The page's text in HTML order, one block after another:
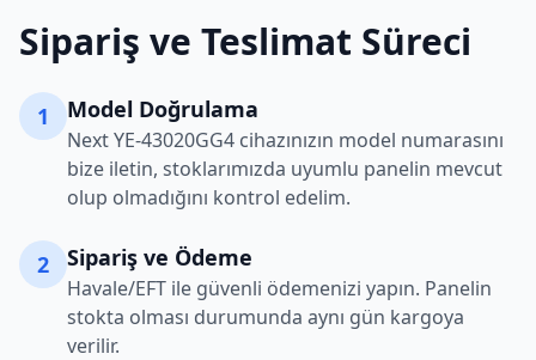
Sipariş ve Teslimat Süreci
1 Model Doğrulama
NextYE-43020GG4 cihazınızın model numarasını
bize iletin, stoklarımızda uyumlu panelin mevcut
olup olmadığını kontrol edelim.
2 Sipariş ve Ödeme
Havale/EFT ile güvenli ödemenizi yapın. Panelin
stokta olması durumunda aynı gün kargoya
verilir.